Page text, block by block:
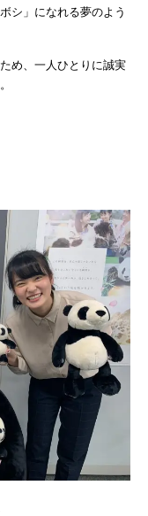
シ」になれる夢のよう
め、一人ひとりに誠実